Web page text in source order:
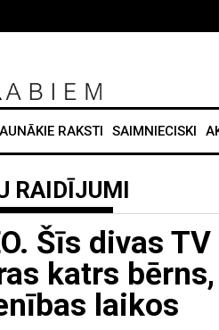
RAKSTI SAIMNIECISKI
RAIDĪJUMI
Šīs divas
katrs
laikos